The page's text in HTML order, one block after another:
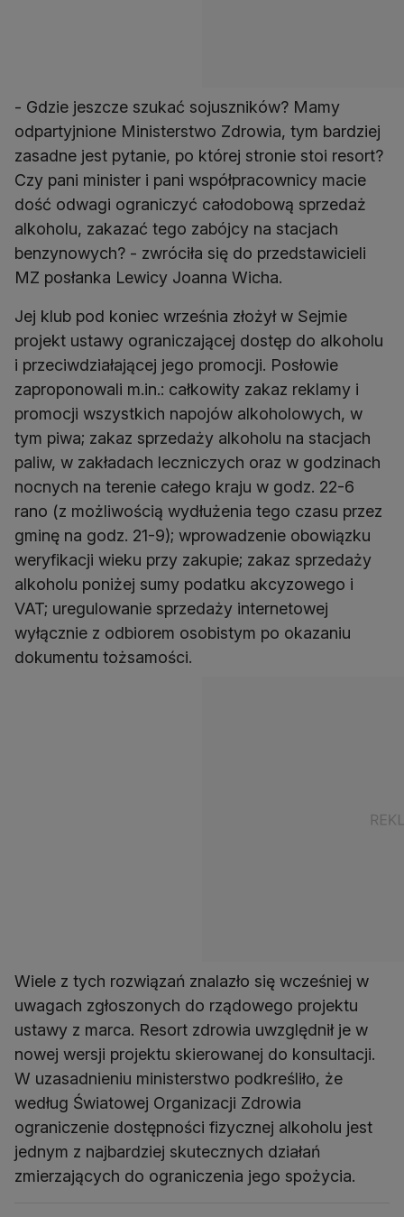
- Gdzie jeszcze szukać sojuszników? Mamy
odpartyjnione Ministerstwo Zdrowia, tym bardziej
zasadne jest pytanie, po której stronie stoi resort?
Czy pani minister i pani współpracownicy macie
dość odwagi ograniczyć całodobową sprzedaż
alkoholu, zakazać tego zabójcy na stacjach
benzynowych? - zwróciła się do przedstawicieli
MZ posłanka Lewicy Joanna Wicha.
Jej klub pod koniec września złożył w Sejmie
projekt ustawy ograniczającej dostęp do alkoholu
i przeciwdziałającej jego promocji. Posłowie
zaproponowali m.in.: całkowity zakaz reklamy i
promocji wszystkich napojów alkoholowych, w
tym piwa; zakaz sprzedaży alkoholu na stacjach
paliw, w zakładach leczniczych oraz w godzinach
nocnych na terenie całego kraju w godz. 22-6
rano (z możliwością wydłużenia tego czasu przez
gminę na godz. 21-9); wprowadzenie obowiązku
weryfikacji wieku przy zakupie; zakaz sprzedaży
alkoholu poniżej sumy podatku akcyzowego i
VAT; uregulowanie sprzedaży internetowej
wyłącznie z odbiorem osobistym po okazaniu
dokumentu tożsamości.
Wiele z tych rozwiązań znalazło się wcześniej w
uwagach zgłoszonych do rządowego projektu
ustawy z marca. Resort zdrowia uwzględnił je w
nowej wersji projektu skierowanej do konsultacji.
W uzasadnieniu ministerstwo podkreśliło, że
według Światowej Organizacji Zdrowia
ograniczenie dostępności fizycznej alkoholu jest
jednym z najbardziej skutecznych działań
zmierzających do ograniczenia jego spożycia.